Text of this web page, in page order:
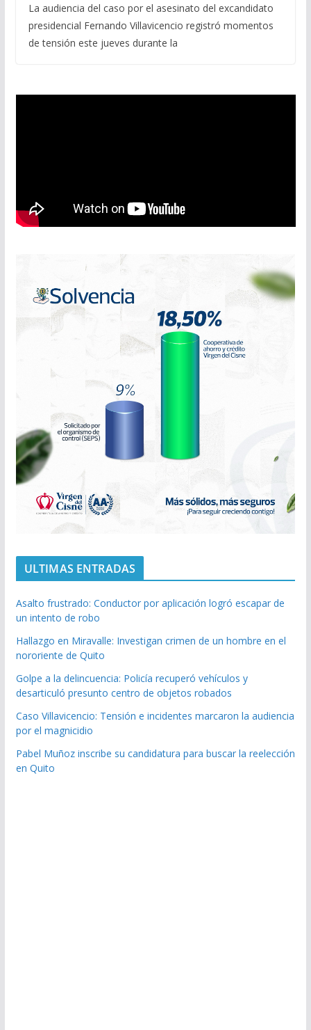
La audiencia del caso por el asesinato del excandidato
presidencial Fernando Villavicencio registró momentos
de tensión este jueves durante la
ULTIMAS ENTRADAS
Asalto frustrado: Conductor por aplicación logró escapar de
un intento de robo
Hallazgo en Miravalle: Investigan crimen de un hombre en el
nororiente de Quito
Golpe a la delincuencia: Policía recuperó vehículos y
desarticuló presunto centro de objetos robados
Caso Villavicencio: Tensión e incidentes marcaron la audiencia
por el magnicidio
Pabel Muñoz inscribe su candidatura para buscar la reelección
en Quito